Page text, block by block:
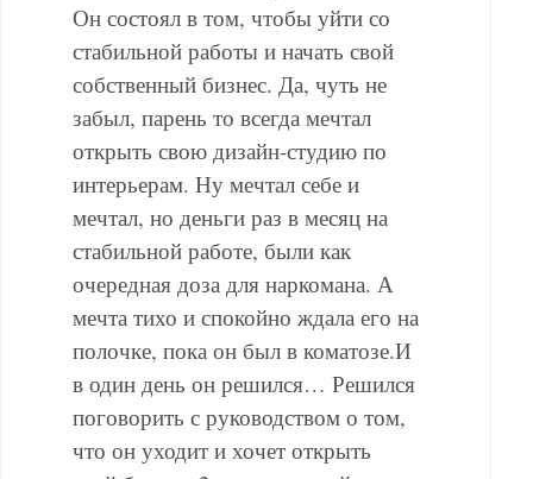
Он состоял в том, чтобы уйти со
стабильной работы и начать свой
собственный бизнес. Да, чуть не
забыл, парень то всегда мечтал
открыть свою дизайн-студию по
интерьерам. Ну мечтал себе и
мечтал, но деньги раз в месяц на
стабильной работе, были как
очередная доза для наркомана. А
мечта тихо и спокойно ждала его на
полочке, пока он был в коматозе.И
в один день он решился… Решился
поговорить с руководством о том,
что он уходит и хочет открыть